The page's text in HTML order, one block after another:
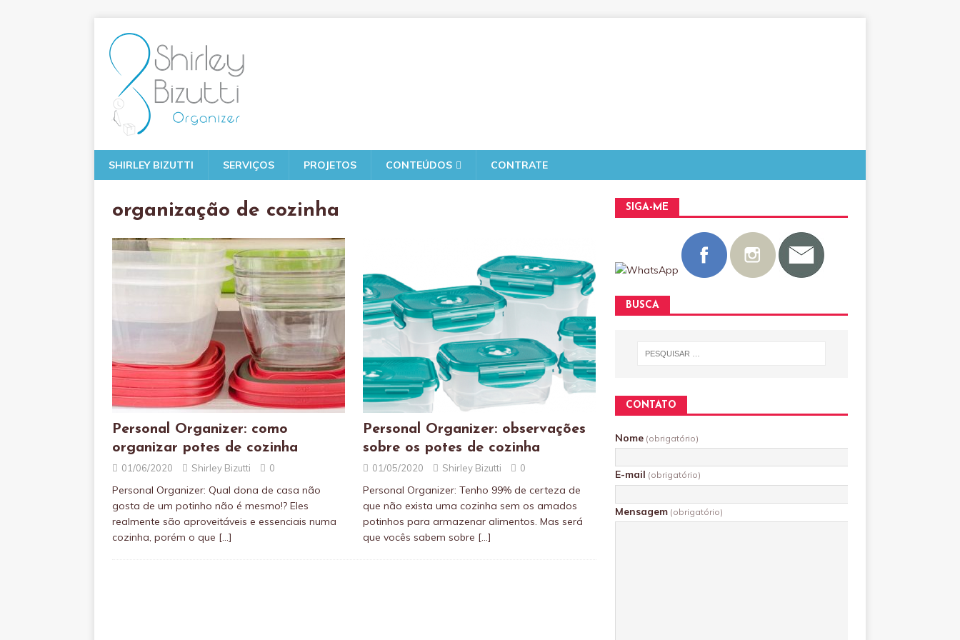
SHIRLEY BIZUTTI SERVIÇOS PROJETOS CONTEÚDOS CONTRATE
organização de cozinha
Personal Organizer: como
organizar potes de cozinha
01/06/2020 Shirley Bizutti 0
Personal Organizer: Qual dona de casa não
gosta de um potinho não é mesmo!? Eles
realmente são aproveitáveis e essenciais numa
cozinha, porém o que […]
Personal Organizer: observações
sobre os potes de cozinha
01/05/2020 Shirley Bizutti 0
Personal Organizer: Tenho 99% de certeza de
que não exista uma cozinha sem os amados
potinhos para armazenar alimentos. Mas será
que vocês sabem sobre […]
SIGA-ME
BUSCA
CONTATO
Nome (obrigatório)
E-mail (obrigatório)
Mensagem (obrigatório)